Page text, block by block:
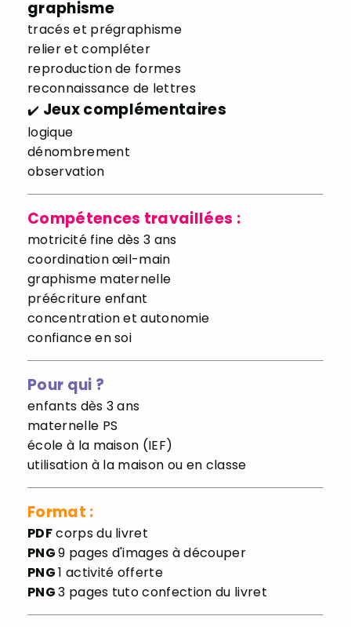
graphisme
tracés et prégraphisme
relier et compléter
reproduction de formes
reconnaissance de lettres
✔️ Jeux complémentaires
logique
dénombrement
observation
Compétences travaillées :
motricité fine dès 3 ans
coordination œil-main
graphisme maternelle
préécriture enfant
concentration et autonomie
confiance en soi
Pour qui ?
enfants dès 3 ans
maternelle PS
école à la maison (IEF)
utilisation à la maison ou en classe
Format :
PDFcorps du livret
PNG9 pages d'images à découper
PNG1 activité offerte
PNG3 pages tuto confection du livret